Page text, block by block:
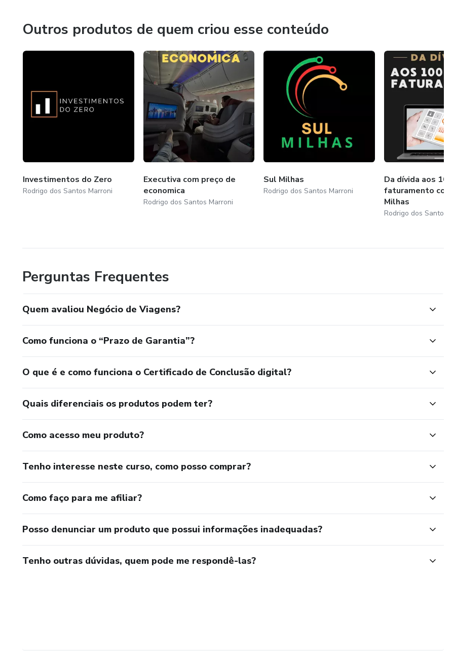
Outros produtos de quem criou esse conteúdo
Investimentos do Zero
Rodrigo dos Santos Marroni
Executiva com preço de
economica
Rodrigo dos Santos Marroni
Sul Milhas
Rodrigo dos Santos Marroni
Da dívida aos 100
faturamento com
Milhas
Rodrigo dos Santos
Perguntas Frequentes
Quem avaliou Negócio de Viagens?
Como funciona o “Prazo de Garantia”?
O que é e como funciona o Certificado de Conclusão digital?
Quais diferenciais os produtos podem ter?
Como acesso meu produto?
Tenho interesse neste curso, como posso comprar?
Como faço para me afiliar?
Posso denunciar um produto que possui informações inadequadas?
Tenho outras dúvidas, quem pode me respondê-las?